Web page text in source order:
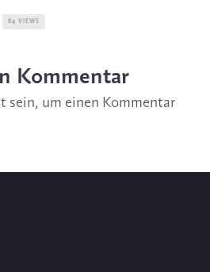
84 VIEWS
Kommentar
sein, um einen Kommentar